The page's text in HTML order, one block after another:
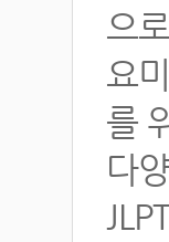
으
요
를
다